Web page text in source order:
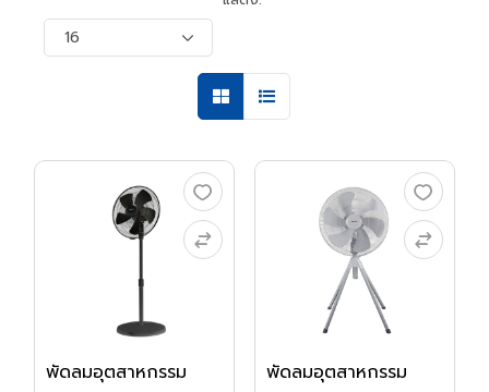
พัดลมอุตสาหกรรม
พัดลมอุตสาหกรรม